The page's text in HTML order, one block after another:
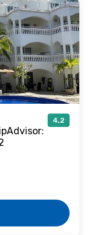
4,2